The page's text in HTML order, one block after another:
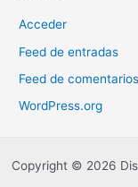
Acceder
Feed de entradas
Feed de comentarios
WordPress.org
Copyright © 2026